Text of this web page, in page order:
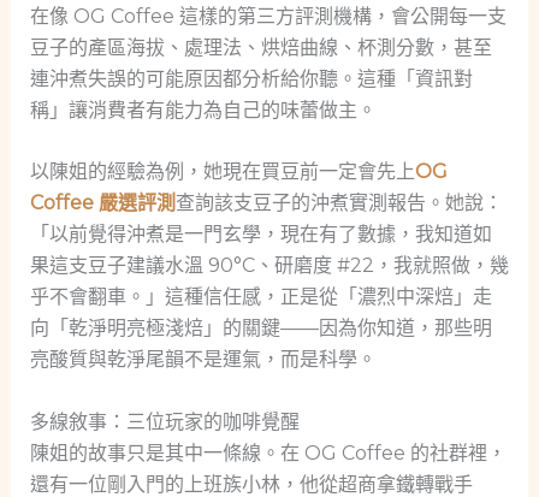
在像 OG Coffee 這樣的第三方評測機構，會公開每一支
豆子的產區海拔、處理法、烘焙曲線、杯測分數，甚至
連沖煮失誤的可能原因都分析給你聽。這種「資訊對
稱」讓消費者有能力為自己的味蕾做主。
以陳姐的經驗為例，她現在買豆前一定會先上OG
Coffee 嚴選評測 查詢該支豆子的沖煮實測報告。她說：
「以前覺得沖煮是一門玄學，現在有了數據，我知道如
果這支豆子建議水溫 90°C、研磨度 #22，我就照做，幾
乎不會翻車。」這種信任感，正是從「濃烈中深焙」走
向「乾淨明亮極淺焙」的關鍵——因為你知道，那些明
亮酸質與乾淨尾韻不是運氣，而是科學。
多線敘事：三位玩家的咖啡覺醒
陳姐的故事只是其中一條線。在 OG Coffee 的社群裡，
還有一位剛入門的上班族小林，他從超商拿鐵轉戰手